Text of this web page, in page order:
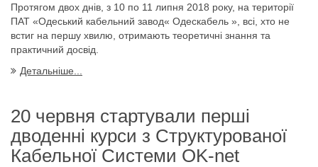
Протягом двох днів, з 10 по 11 липня 2018 року, на території
ПАТ «Одеський кабельний завод« Одескабель », всі, хто не
встиг на першу хвилю, отримають теоретичні знання та
практичний досвід.
Детальніше...
20 червня стартували перші
дводенні курси з Структурованої
Кабельної Системи OK-net